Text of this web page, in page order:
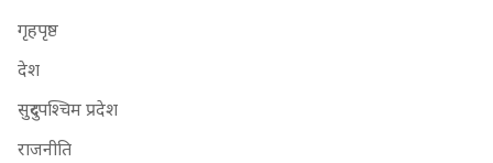
गृहपृष्ठ
देश
सुदुरपश्चिम प्रदेश
राजनीति